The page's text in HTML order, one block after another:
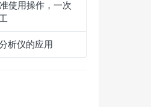
使用操作，一次
析仪的应用